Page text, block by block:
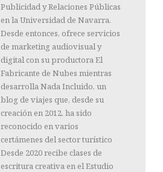
Publicidad y Relaciones Públicas
en la Universidad de Navarra.
Desde entonces, ofrece servicios
de marketing audiovisual y
digital con su productora El
Fabricante de Nubes mientras
desarrolla Nada Incluido, un
blog de viajes que, desde su
creación en 2012, ha sido
reconocido en varios
certámenes del sector turístico
Desde 2020 recibe clases de
escritura creativa en el Estudio